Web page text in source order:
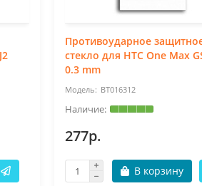
Противоударное
стекло для HTC One Max
0.3 mm
BT016312
277р.
В корзину